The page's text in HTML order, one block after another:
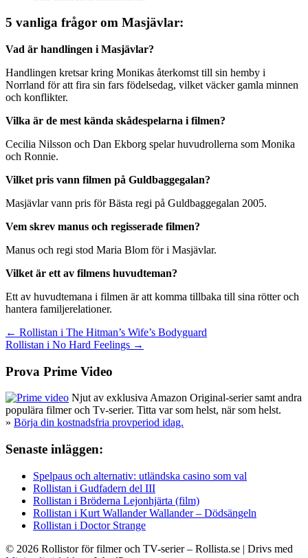
5 vanliga frågor om Masjävlar:
Vad är handlingen i Masjävlar?
Handlingen kretsar kring Monikas återkomst till sin hemby i
Norrland för att fira sin fars födelsedag, vilket väcker gamla minnen
och konflikter.
Vilka är de mest kända skådespelarna i filmen?
Cecilia Nilsson och Dan Ekborg spelar huvudrollerna som Monika
och Ronnie.
Vilket pris vann filmen på Guldbaggegalan?
Masjävlar vann pris för Bästa regi på Guldbaggegalan 2005.
Vem skrev manus och regisserade filmen?
Manus och regi stod Maria Blom för i Masjävlar.
Vilket är ett av filmens huvudteman?
Ett av huvudtemana i filmen är att komma tillbaka till sina rötter och
hantera familjerelationer.
Inläggsnavigering
← Rollistan i The Hitman’s Wife’s Bodyguard
Rollistan i No Hard Feelings →
Prova Prime Video
Njut av exklusiva Amazon Original-serier samt andra
populära filmer och Tv-serier. Titta var som helst, när som helst.
» Börja din kostnadsfria provperiod idag.
Senaste inläggen:
Spelpaus och alternativ: utländska casino som val
Rollistan i Gudfadern del III
Rollistan i Bröderna Lejonhjärta (film)
Rollistan i Kurt Wallander Wallander – Dödsängeln
Rollistan i Doctor Strange
© 2026 Rollistor för filmer och TV-serier – Rollista.se | Drivs med